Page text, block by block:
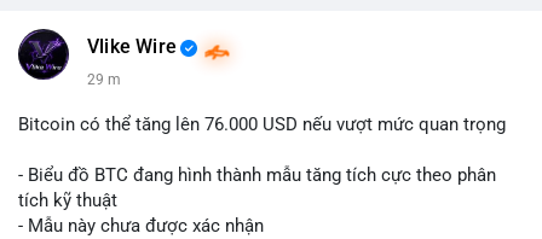
Vlike Wire
29 m
Bitcoin có thể tăng lên 76.000 USD nếu vượt mức quan trọng
- Biểu đồ BTC đang hình thành mẫu tăng tích cực theo phân
tích kỹ thuật
- Mẫu này chưa được xác nhận